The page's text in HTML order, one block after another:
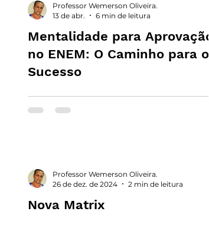
Mentalidade para Aprovação
no ENEM: O Caminho para o
Sucesso
Professor Wemerson Oliveira.
13 de abr.
6 min de leitura
Nova Matrix
Professor Wemerson Oliveira.
26 de dez. de 2024
2 min de leitura